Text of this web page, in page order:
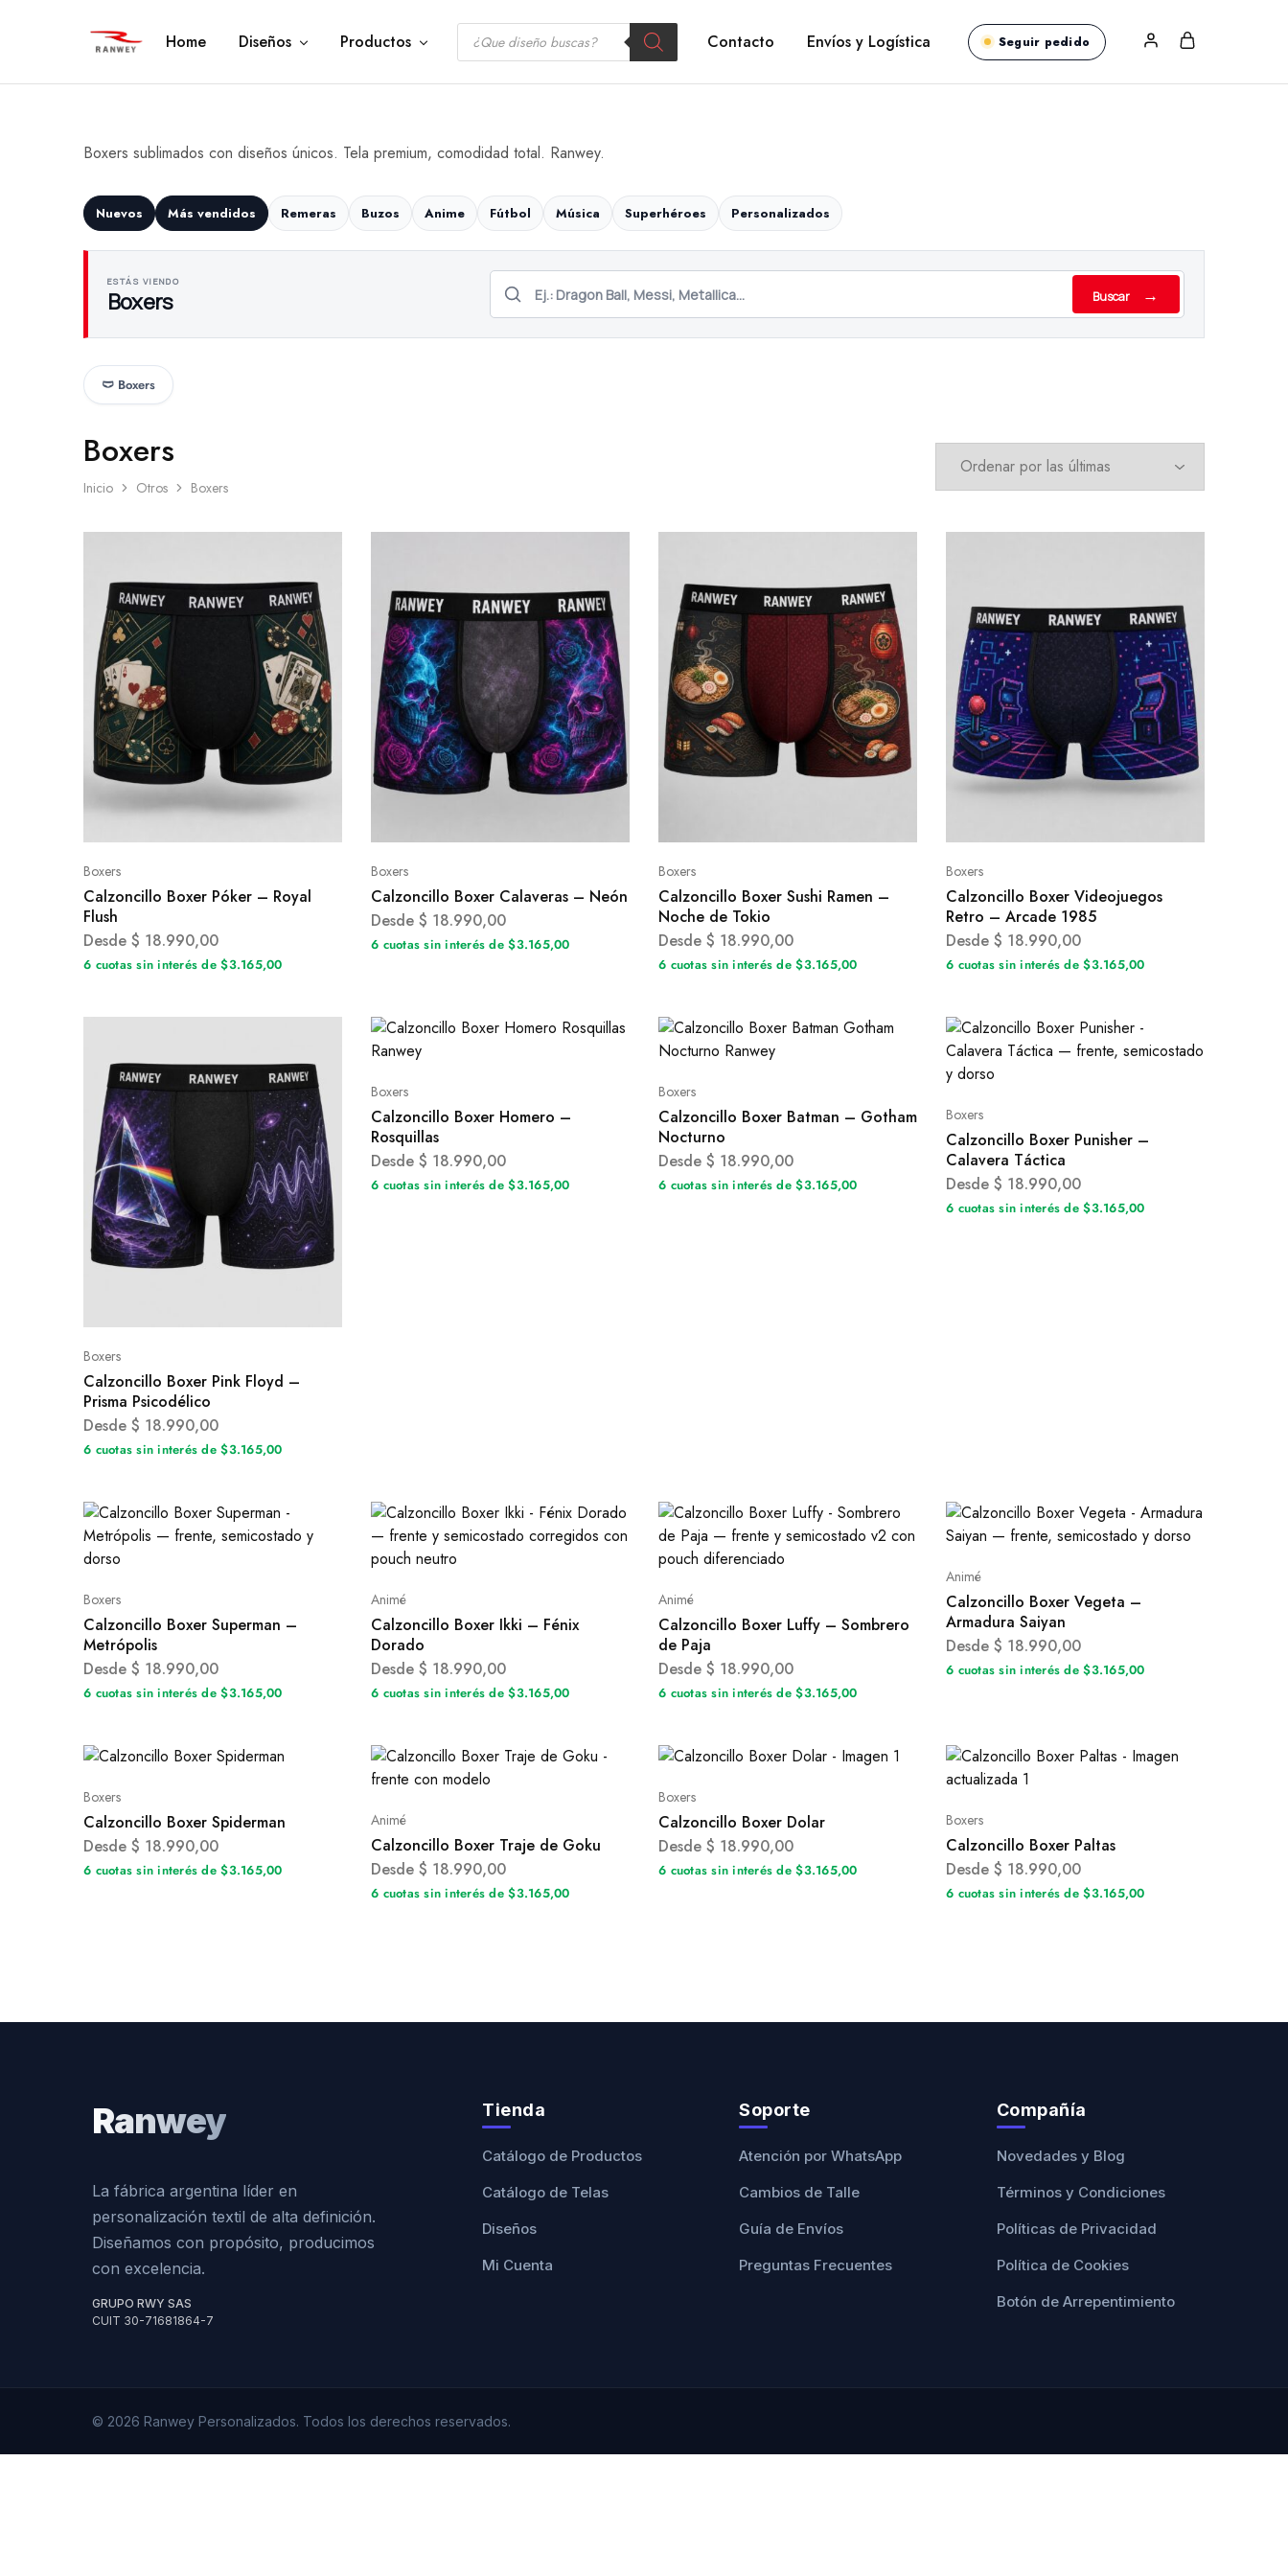
Ranwey
Tu
Tu
Tu
y
Home Diseños Productos Contacto Envíos y Logística Seguir pedido
Boxers sublimados con diseños únicos. Tela premium, comodidad total. Ranwey.
Nuevos Más vendidos Remeras Buzos Anime Fútbol Música Superhéroes Personalizados
ESTÁS VIENDO
Boxers Buscar →
🩲 Boxers
Boxers
Inicio Otros Boxers
Boxers
Calzoncillo Boxer Póker – Royal
Flush
Desde $ 18.990,00
6 cuotas sin interés de $3.165,00
Boxers
Calzoncillo Boxer Calaveras – Neón
Desde $ 18.990,00
6 cuotas sin interés de $3.165,00
Boxers
Calzoncillo Boxer Sushi Ramen –
Noche de Tokio
Desde $ 18.990,00
6 cuotas sin interés de $3.165,00
Boxers
Calzoncillo Boxer Videojuegos
Retro – Arcade 1985
Desde $ 18.990,00
6 cuotas sin interés de $3.165,00
Boxers
Calzoncillo Boxer Pink Floyd –
Prisma Psicodélico
Desde $ 18.990,00
6 cuotas sin interés de $3.165,00
Boxers
Calzoncillo Boxer Homero –
Rosquillas
Desde $ 18.990,00
6 cuotas sin interés de $3.165,00
Boxers
Calzoncillo Boxer Batman – Gotham
Nocturno
Desde $ 18.990,00
6 cuotas sin interés de $3.165,00
Boxers
Calzoncillo Boxer Punisher –
Calavera Táctica
Desde $ 18.990,00
6 cuotas sin interés de $3.165,00
Boxers
Calzoncillo Boxer Superman –
Metrópolis
Desde $ 18.990,00
6 cuotas sin interés de $3.165,00
Animé
Calzoncillo Boxer Ikki – Fénix
Dorado
Desde $ 18.990,00
6 cuotas sin interés de $3.165,00
Animé
Calzoncillo Boxer Luffy – Sombrero
de Paja
Desde $ 18.990,00
6 cuotas sin interés de $3.165,00
Animé
Calzoncillo Boxer Vegeta –
Armadura Saiyan
Desde $ 18.990,00
6 cuotas sin interés de $3.165,00
Boxers
Calzoncillo Boxer Spiderman
Desde $ 18.990,00
6 cuotas sin interés de $3.165,00
Animé
Calzoncillo Boxer Traje de Goku
Desde $ 18.990,00
6 cuotas sin interés de $3.165,00
Boxers
Calzoncillo Boxer Dolar
Desde $ 18.990,00
6 cuotas sin interés de $3.165,00
Boxers
Calzoncillo Boxer Paltas
Desde $ 18.990,00
6 cuotas sin interés de $3.165,00
Ranwey
La fábrica argentina líder en
personalización textil de alta definición.
Diseñamos con propósito, producimos
con excelencia.
GRUPO RWY SAS
CUIT 30-71681864-7
Tienda
Catálogo de Productos
Catálogo de Telas
Diseños
Mi Cuenta
Soporte
Atención por WhatsApp
Cambios de Talle
Guía de Envíos
Preguntas Frecuentes
Compañía
Novedades y Blog
Términos y Condiciones
Políticas de Privacidad
Política de Cookies
Botón de Arrepentimiento
© 2026 Ranwey Personalizados. Todos los derechos reservados.